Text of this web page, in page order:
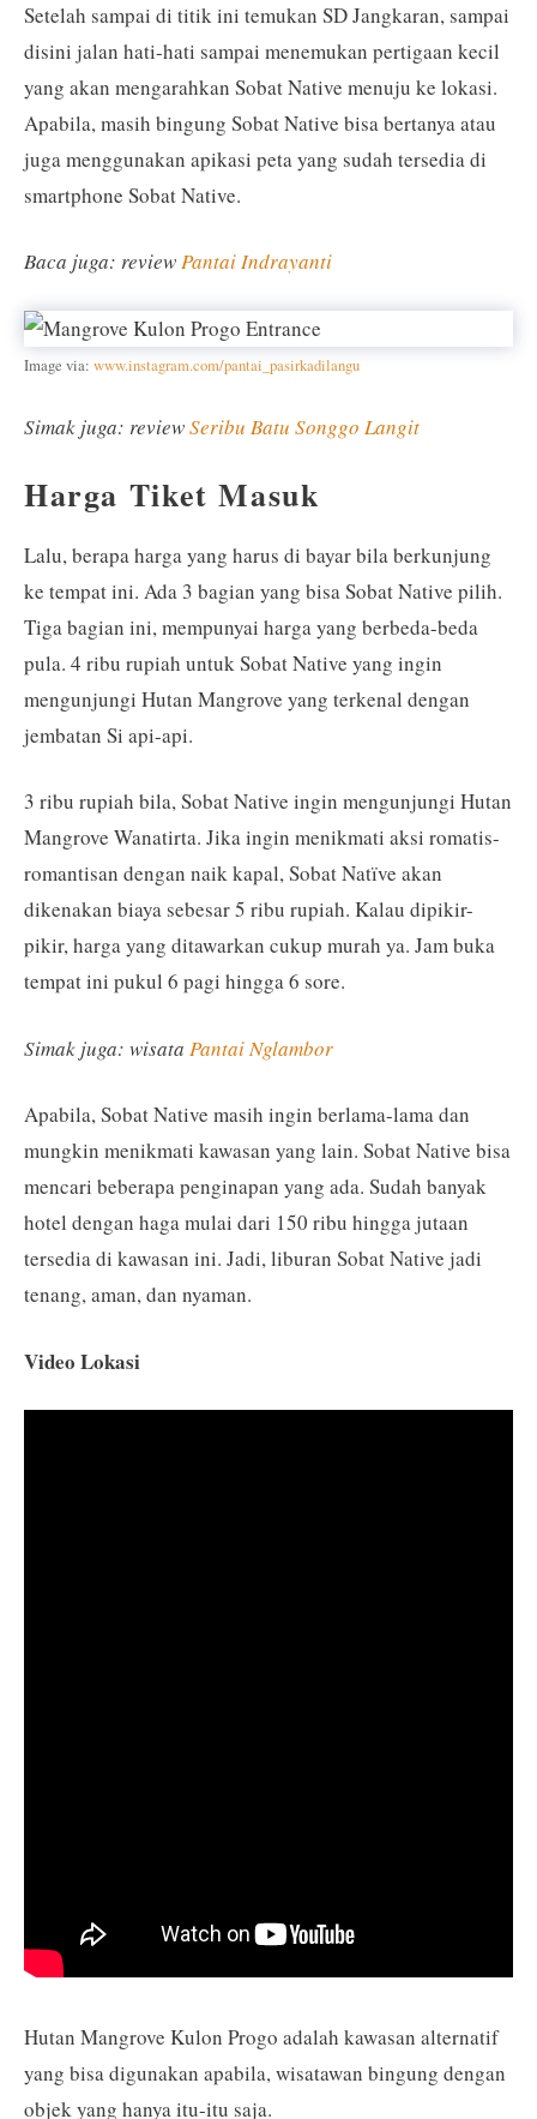
Setelah sampai di titik ini temukan SD Jangkaran, sampai
disini jalan hati-hati sampai menemukan pertigaan kecil
yang akan mengarahkan Sobat Native menuju ke lokasi.
Apabila, masih bingung Sobat Native bisa bertanya atau
juga menggunakan apikasi peta yang sudah tersedia di
smartphone Sobat Native.
Baca juga: reviewPantai Indrayanti
Image via: www.instagram.com/pantai_pasirkadilangu
Simak juga: reviewSeribu Batu Songgo Langit
Harga Tiket Masuk
Lalu, berapa harga yang harus di bayar bila berkunjung
ke tempat ini. Ada 3 bagian yang bisa Sobat Native pilih.
Tiga bagian ini, mempunyai harga yang berbeda-beda
pula. 4 ribu rupiah untuk Sobat Native yang ingin
mengunjungi Hutan Mangrove yang terkenal dengan
jembatan Si api-api.
3 ribu rupiah bila, Sobat Native ingin mengunjungi Hutan
Mangrove Wanatirta. Jika ingin menikmati aksi romatis-
romantisan dengan naik kapal, Sobat Natïve akan
dikenakan biaya sebesar 5 ribu rupiah. Kalau dipikir-
pikir, harga yang ditawarkan cukup murah ya. Jam buka
tempat ini pukul 6 pagi hingga 6 sore.
Simak juga: wisata Pantai Nglambor
Apabila, Sobat Native masih ingin berlama-lama dan
mungkin menikmati kawasan yang lain. Sobat Native bisa
mencari beberapa penginapan yang ada. Sudah banyak
hotel dengan haga mulai dari 150 ribu hingga jutaan
tersedia di kawasan ini. Jadi, liburan Sobat Native jadi
tenang, aman, dan nyaman.
Video Lokasi
Hutan Mangrove Kulon Progo adalah kawasan alternatif
yang bisa digunakan apabila, wisatawan bingung dengan
objek yang hanya itu-itu saja.